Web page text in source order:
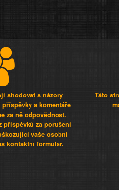
shodovat s názory
a komentáře
za ně odpovědnost.
příspěvků za porušení
vaše osobní
kontaktní formulář.
Táto